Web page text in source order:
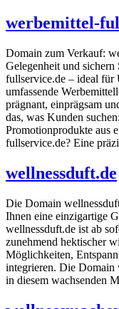
werbemittel-
Domain zum Verkauf:
Gelegenheit und
fullservice.de – ideal für
umfassende
prägnant, einprägsam
das, was Kunden
Promotionprodukte aus
fullservice.de? Eine
wellnessduft.de
Die Domain
Ihnen eine einzigartige
wellnessduft.de ist ab
zunehmend hektischer
Möglichkeiten,
integrieren. Die Domain
in diesem wachsenden